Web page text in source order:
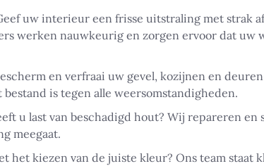
uw interieur een frisse uitstraling met strak
werken nauwkeurig en zorgen ervoor dat uw
en verfraai uw gevel, kozijnen en
is tegen alle weersomstandigheden.
u last van beschadigd hout? Wij repareren
meegaat.
het kiezen van de juiste kleur? Ons team staat